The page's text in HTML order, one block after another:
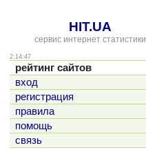
HIT.UA
сервис интернет статистики
2:14:47
рейтинг сайтов
вход
регистрация
правила
помощь
связь